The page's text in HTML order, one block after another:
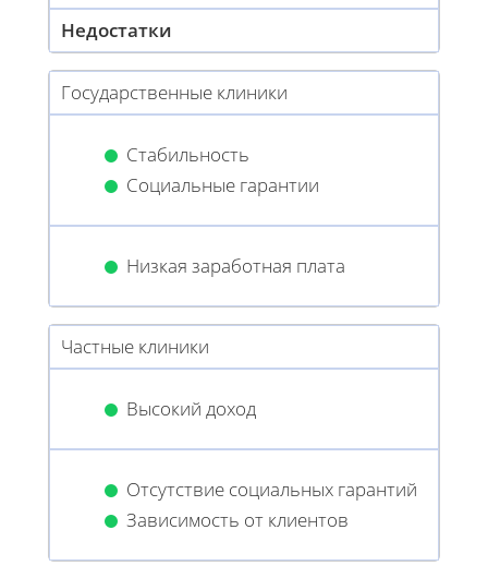
Недостатки
Государственные клиники
Стабильность
Социальные гарантии
Низкая заработная плата
Частные клиники
Высокий доход
Отсутствие социальных гарантий
Зависимость от клиентов